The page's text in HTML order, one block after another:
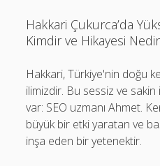
Hakkari Çukurca’da
Kimdir ve Hikayesi
Hakkari, Türkiye'nin doğu
ilimizdir. Bu sessiz ve
var: SEO uzmanı Ahmet.
büyük bir etki yaratan ve
inşa eden bir yetenektir.